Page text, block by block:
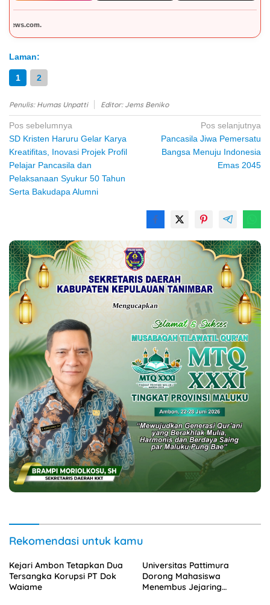
Laman:
1 2
Penulis: Humas Unpatti Editor: Jems Beniko
Navigasi
pos
Pos sebelumnya
SD Kristen Haruru Gelar Karya
Kreatifitas, Inovasi Projek Profil
Pelajar Pancasila dan
Pelaksanaan Syukur 50 Tahun
Serta Bakudapa Alumni
Pos selanjutnya
Pancasila Jiwa Pemersatu
Bangsa Menuju Indonesia
Emas 2045
Rekomendasi untuk kamu
Kejari Ambon Tetapkan Dua
Tersangka Korupsi PT Dok
Waiame
Universitas Pattimura
Dorong Mahasiswa
Menembus Jejaring
Akademik Global Lewat
Kolaborasi Diaspora
Indonesia
@bm31news.com
Ikuti akun resmi BM31NEWS di TikTok
@bm31news.com
Unpatti Kawal Revitalisasi Sekolah,
Pastikan Program Kemendikdasmen
Tepat Sasaran